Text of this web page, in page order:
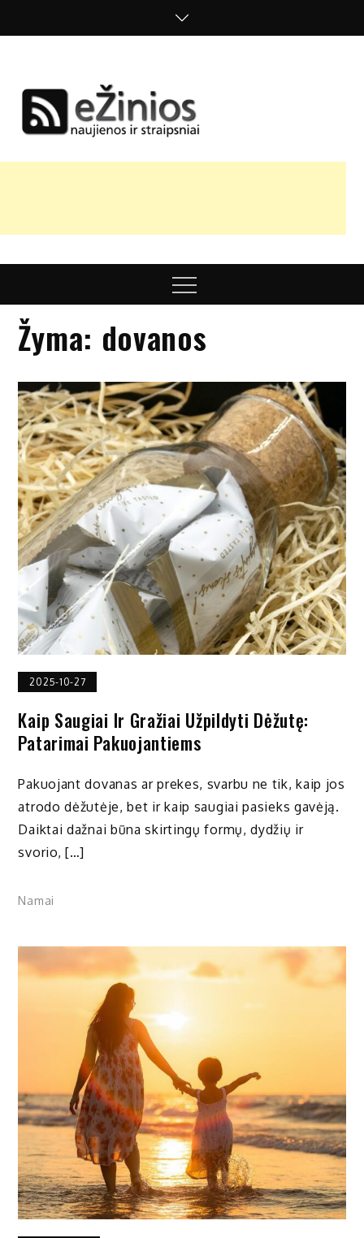
nuomonės
Menu
Žyma: dovanos
2025-10-27
Kaip Saugiai Ir Gražiai Užpildyti Dėžutę:
Patarimai Pakuojantiems
Pakuojant dovanas ar prekes, svarbu ne tik, kaip jos
atrodo dėžutėje, bet ir kaip saugiai pasieks gavėją.
Daiktai dažnai būna skirtingų formų, dydžių ir
svorio, […]
Namai